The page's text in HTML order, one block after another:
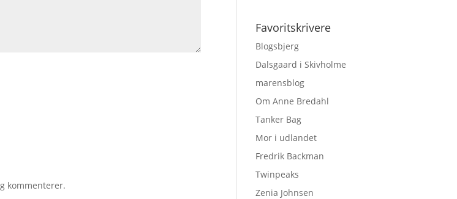
kommenterer.
Favoritskrivere
Blogsbjerg
Dalsgaard i Skivholme
marensblog
Om Anne Bredahl
Tanker Bag
Mor i udlandet
Fredrik Backman
Twinpeaks
Zenia Johnsen